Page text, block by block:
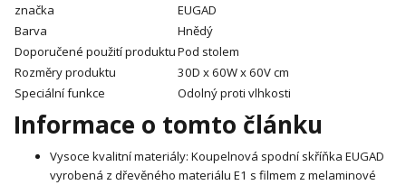
značka
EUGAD
Barva
Hnědý
Doporučené použití produktuPod stolem
Rozměry produktu
30D x 60W x 60V cm
Speciální funkce
Odolný proti vlhkosti
Informace o tomto článku
Vysoce kvalitní materiály: Koupelnová spodní skříňka EUGAD
vyrobená z dřevěného materiálu E1 s filmem z melaminové